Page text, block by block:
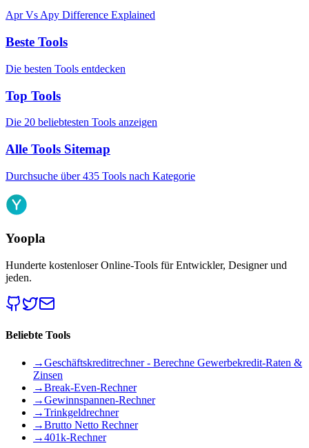
Apr Vs Apy Difference Explained
Beste Tools
Die besten Tools entdecken
Top Tools
Die 20 beliebtesten Tools anzeigen
Alle Tools Sitemap
Durchsuche über 435 Tools nach Kategorie
Yoopla
Hunderte kostenloser Online-Tools für Entwickler, Designer und
jeden.
Beliebte Tools
→Geschäftskreditrechner - Berechne Gewerbekredit-Raten &
Zinsen
→Break-Even-Rechner
→Gewinnspannen-Rechner
→Trinkgeldrechner
→Brutto Netto Rechner
→401k-Rechner